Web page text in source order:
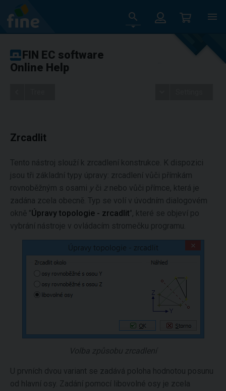
FIN EC software
Online Help
Zrcadlit
Tento nástroj slouží k zrcadlení konstrukce. K dispozici
jsou tři základní typy úpravy: zrcadlení vůči přímkám
rovnoběžným s osami y či znebo vůči přímce, která je
zadána zcela obecně. Typ se volí v úvodním dialogovém
okně "Úpravy topologie - zrcadlit", které se objeví po
vybrání nástroje v ovládacím stromečku programu.
Volba způsobu zrcadlení
U prvních dvou variant se zadává poloha hodnotou posunu
od hlavní osy. Zadání pomocí libovolné osy je zcela